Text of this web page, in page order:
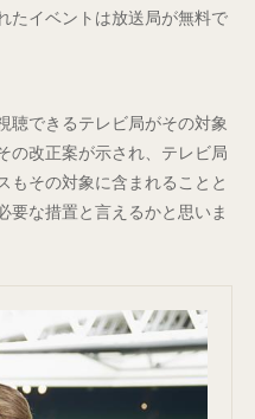
たイベントは放送局が無料で
聴できるテレビ局がその対象
の改正案が示され、テレビ局
もその対象に含まれることと
要な措置と言えるかと思いま